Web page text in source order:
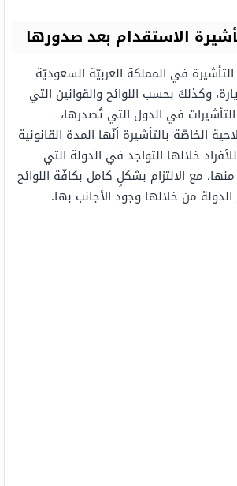
الاستقدام بعد صدورها
في المملكة العربيّة السعوديّة
وكذلكَ بحسب اللوائح والقوانين التي
في الدول التي تُصدرها،
الخاصّة بالتأشيرة أنّها المدة القانونية
خلالها التواجد في الدولة التي
مع الالتزام بشكلٍ كامل بكافّة اللوائح
من خلالها وجود الأجانب بها.